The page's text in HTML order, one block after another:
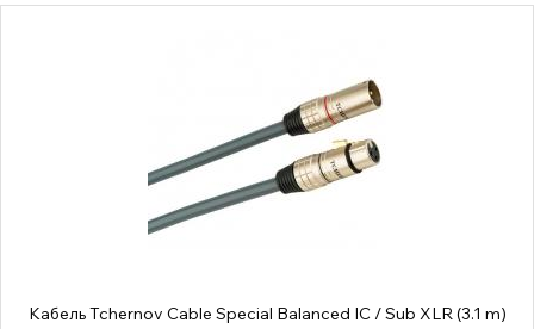
Кабель Tchernov Cable Special Balanced IC / Sub XLR (3.1 m)